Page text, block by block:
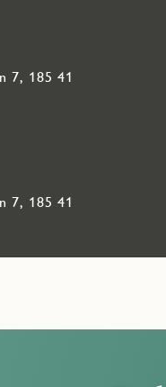
bor du i moderna
färjan till Vaxholms
7, 185 41
7, 185 41